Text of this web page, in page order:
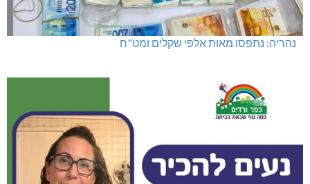
נהריה: נתפסו מאות אלפי שקלים ומט"ח